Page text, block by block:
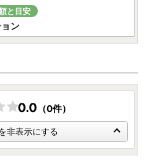
【ワンストップ特例申請書受付
専門事業者からお届けいたしま
です。
合でも、発送の準備の状況によ
ございます。
合は、配送業者までご連絡くだ
と目安
ン
0.0 （0件）
非表示にする